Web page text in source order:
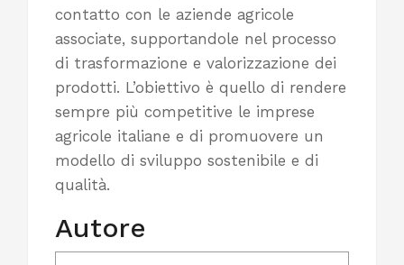
contatto con le aziende agricole
associate, supportandole nel processo
di trasformazione e valorizzazione dei
prodotti. L’obiettivo è quello di rendere
sempre più competitive le imprese
agricole italiane e di promuovere un
modello di sviluppo sostenibile e di
qualità.
Autore